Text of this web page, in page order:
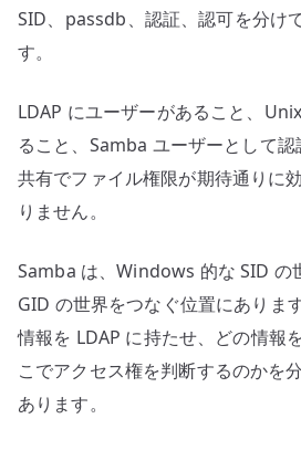
SID、passdb、認証、認可を分け
す。
LDAP にユーザーがあること、
ること、Samba ユーザーとして
共有でファイル権限が期待通りに
りません。
Samba は、Windows 的な SID の
GID の世界をつなぐ位置にありま
情報を LDAP に持たせ、どの情報
こでアクセス権を判断するのかを
あります。